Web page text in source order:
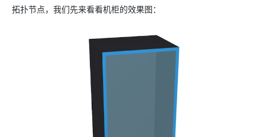
拓扑节点，我们先来看看机柜的效果图：